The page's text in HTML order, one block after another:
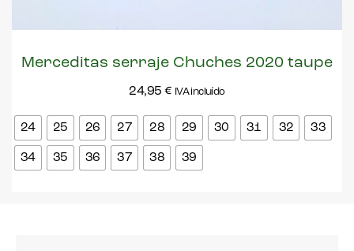
Merceditas serraje Chuches 2020 taupe
24,95 € IVA incluído
24 25 26 27 28 29 30 31 32 33
34 35 36 37 38 39